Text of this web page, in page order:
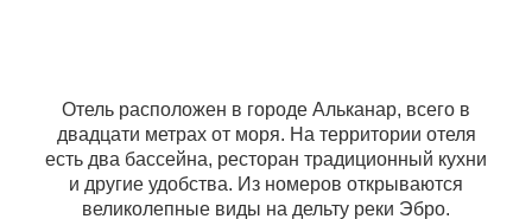
Отель расположен в городе Альканар, всего в
двадцати метрах от моря. На территории отеля
есть два бассейна, ресторан традиционный кухни
и другие удобства. Из номеров открываются
великолепные виды на дельту реки Эбро.